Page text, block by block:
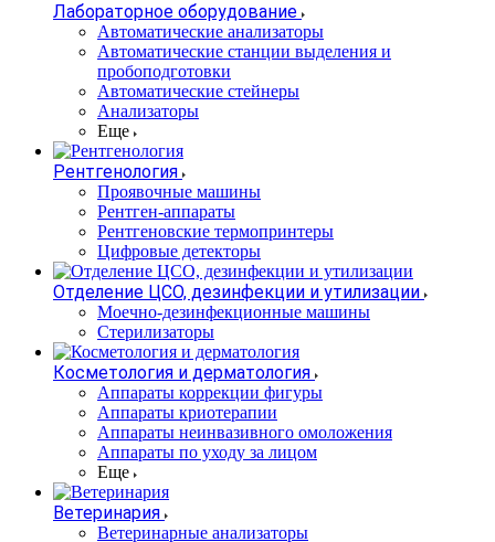
Лабораторное оборудование
Автоматические анализаторы
Автоматические станции выделения и
пробоподготовки
Автоматические стейнеры
Анализаторы
Еще
Рентгенология
Проявочные машины
Рентген-аппараты
Рентгеновские термопринтеры
Цифровые детекторы
Отделение ЦСО, дезинфекции и утилизации
Моечно-дезинфекционные машины
Стерилизаторы
Косметология и дерматология
Аппараты коррекции фигуры
Аппараты криотерапии
Аппараты неинвазивного омоложения
Аппараты по уходу за лицом
Еще
Ветеринария
Ветеринарные анализаторы